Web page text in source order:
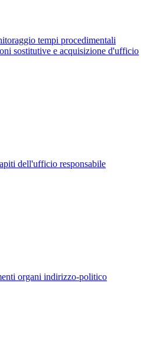
tempi procedimentali
sostitutive e acquisizione d'ufficio
dell'ufficio responsabile
organi indirizzo-politico